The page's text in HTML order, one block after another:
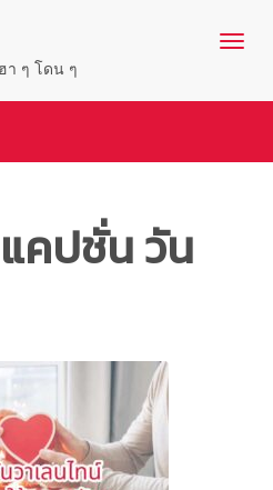
า ๆ โดน ๆ
คปชั่น วัน